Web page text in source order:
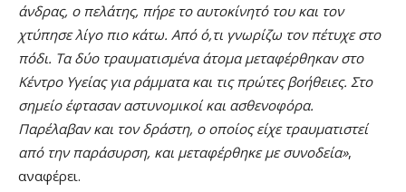
άνδρας, ο πελάτης, πήρε το αυτοκίνητό του και τον
χτύπησε λίγο πιο κάτω. Από ό,τι γνωρίζω τον πέτυχε στο
πόδι. Τα δύο τραυματισμένα άτομα μεταφέρθηκαν στο
Κέντρο Υγείας για ράμματα και τις πρώτες βοήθειες. Στο
σημείο έφτασαν αστυνομικοί και ασθενοφόρα.
Παρέλαβαν και τον δράστη, ο οποίος είχε τραυματιστεί
από την παράσυρση, και μεταφέρθηκε με συνοδεία»,
αναφέρει.